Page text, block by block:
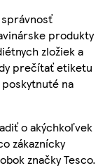
produkty
zložiek a
prečítať etiketu
na
o akýchkoľvek
zákaznícky
značky Tesco.